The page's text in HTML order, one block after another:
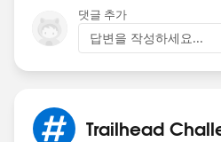
댓글 추가
답변을 작성하세요...
Trailhead